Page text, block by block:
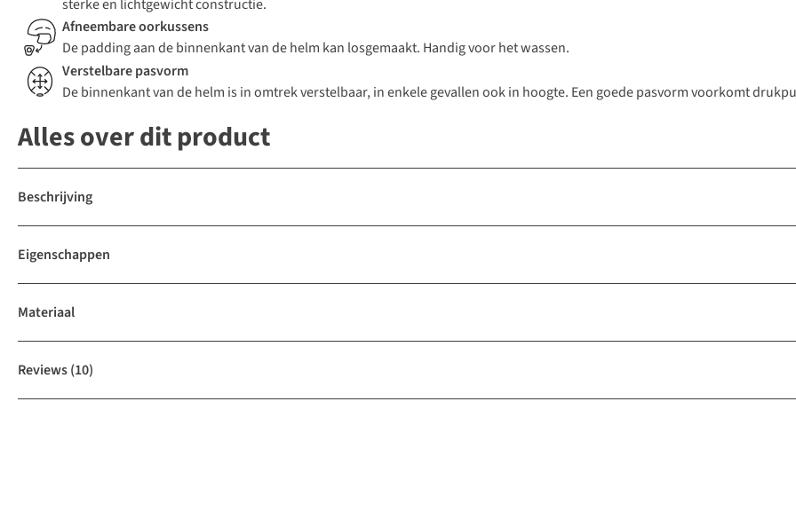
sterke en lichtgewicht constructie.
Afneembare oorkussens
De padding aan de binnenkant van de helm kan losgemaakt. Handig voor het wassen.
Verstelbare pasvorm
De binnenkant van de helm is in omtrek verstelbaar, in enkele gevallen ook in hoogte. Een goede pasvorm voorkomt
Alles over dit product
Beschrijving
Eigenschappen
Materiaal
Reviews(10)